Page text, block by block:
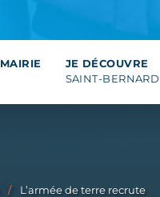
MAIRIE
JE DÉCOUVRE
SAINT-BERNARD
L’armée de terre recrute